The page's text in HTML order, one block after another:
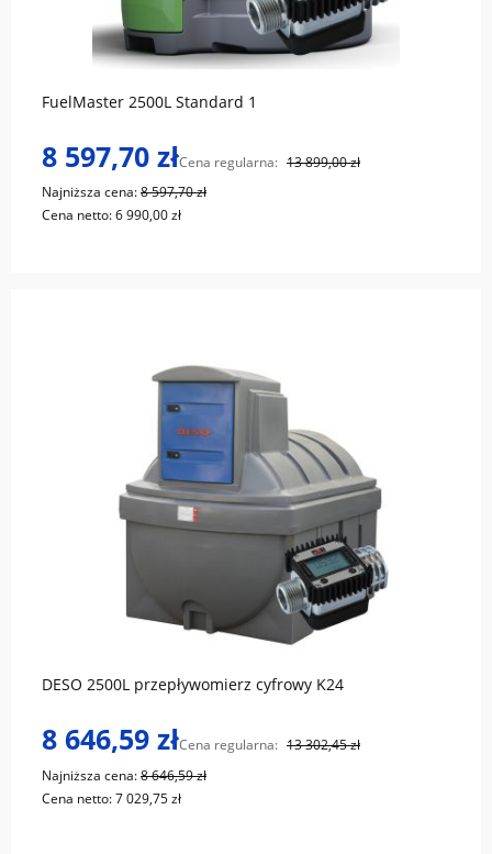
FuelMaster 2500L Standard 1
8 597,70 złCena regularna: 13 899,00 zł
Najniższa cena:8 597,70 zł
Cena netto:6 990,00 zł
do koszyka
DESO 2500L przepływomierz cyfrowy K24
8 646,59 złCena regularna: 13 302,45 zł
Najniższa cena:8 646,59 zł
Cena netto:7 029,75 zł
do koszyka